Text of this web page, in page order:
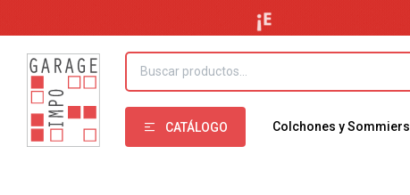
CATÁLOGO Colchones y Sommiers